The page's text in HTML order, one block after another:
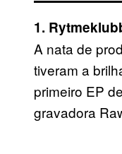
1.
A nata de
tiveram a
primeiro EP
gravadora